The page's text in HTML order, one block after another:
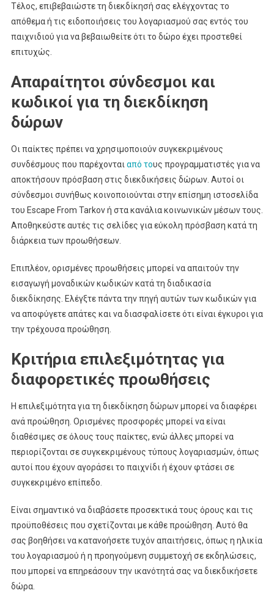
Τέλος, επιβεβαιώστε τη διεκδίκησή σας ελέγχοντας το
απόθεμα ή τις ειδοποιήσεις του λογαριασμού σας εντός του
παιχνιδιού για να βεβαιωθείτε ότι το δώρο έχει προστεθεί
επιτυχώς.
Απαραίτητοι σύνδεσμοι και
κωδικοί για τη διεκδίκηση
δώρων
Οι παίκτες πρέπει να χρησιμοποιούν συγκεκριμένους
συνδέσμους που παρέχονται από τους προγραμματιστές για να
αποκτήσουν πρόσβαση στις διεκδικήσεις δώρων. Αυτοί οι
σύνδεσμοι συνήθως κοινοποιούνται στην επίσημη ιστοσελίδα
του Escape From Tarkov ή στα κανάλια κοινωνικών μέσων τους.
Αποθηκεύστε αυτές τις σελίδες για εύκολη πρόσβαση κατά τη
διάρκεια των προωθήσεων.
Επιπλέον, ορισμένες προωθήσεις μπορεί να απαιτούν την
εισαγωγή μοναδικών κωδικών κατά τη διαδικασία
διεκδίκησης. Ελέγξτε πάντα την πηγή αυτών των κωδικών για
να αποφύγετε απάτες και να διασφαλίσετε ότι είναι έγκυροι για
την τρέχουσα προώθηση.
Κριτήρια επιλεξιμότητας για
διαφορετικές προωθήσεις
Η επιλεξιμότητα για τη διεκδίκηση δώρων μπορεί να διαφέρει
ανά προώθηση. Ορισμένες προσφορές μπορεί να είναι
διαθέσιμες σε όλους τους παίκτες, ενώ άλλες μπορεί να
περιορίζονται σε συγκεκριμένους τύπους λογαριασμών, όπως
αυτοί που έχουν αγοράσει το παιχνίδι ή έχουν φτάσει σε
συγκεκριμένο επίπεδο.
Είναι σημαντικό να διαβάσετε προσεκτικά τους όρους και τις
προϋποθέσεις που σχετίζονται με κάθε προώθηση. Αυτό θα
σας βοηθήσει να κατανοήσετε τυχόν απαιτήσεις, όπως η ηλικία
του λογαριασμού ή η προηγούμενη συμμετοχή σε εκδηλώσεις,
που μπορεί να επηρεάσουν την ικανότητά σας να διεκδικήσετε
δώρα.